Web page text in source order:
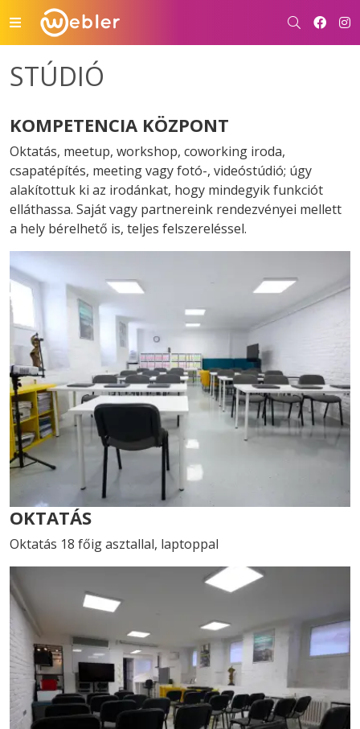
STÚDIÓ
KOMPETENCIA KÖZPONT
Oktatás, meetup, workshop, coworking iroda,
csapatépítés, meeting vagy fotó-, videóstúdió; úgy
alakítottuk ki az irodánkat, hogy mindegyik funkciót
elláthassa. Saját vagy partnereink rendezvényei mellett
a hely bérelhető is, teljes felszereléssel.
OKTATÁS
Oktatás 18 főig asztallal, laptoppal